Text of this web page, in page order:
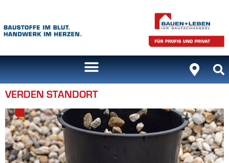
VERDEN STANDORT